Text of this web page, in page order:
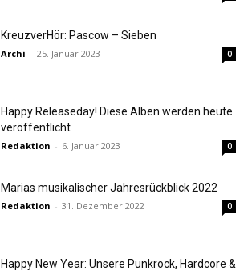
KreuzverHör: Pascow – Sieben
Archi - 25. Januar 2023 0
Happy Releaseday! Diese Alben werden heute
veröffentlicht
Redaktion - 6. Januar 2023 0
Marias musikalischer Jahresrückblick 2022
Redaktion - 31. Dezember 2022 0
Happy New Year: Unsere Punkrock, Hardcore &